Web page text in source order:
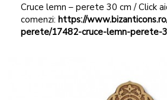
Cruce lemn – perete 30 cm / Click
comenzi: https://
perete/17482-cruce-lemn-perete-